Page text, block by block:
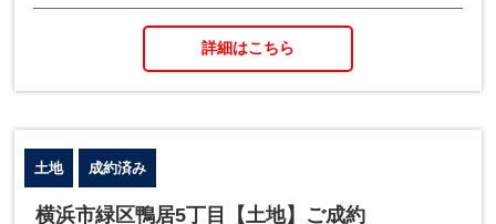
詳細はこちら
土地 成約済み
横浜市緑区鴨居5丁目【土地】ご成約